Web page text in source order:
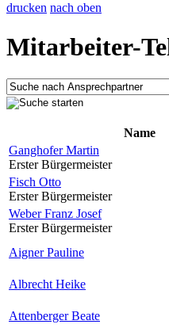
drucken nach oben
Mitarbeiter-
Name
Ganghofer Martin
Erster Bürgermeister
Fisch Otto
Erster Bürgermeister
Weber Franz Josef
Erster Bürgermeister
Aigner Pauline
Albrecht Heike
Attenberger Beate